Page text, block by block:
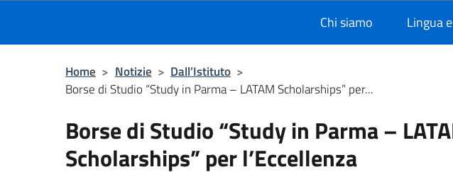
Chi siamo Lingua
Home > Notizie > Dall’Istituto >
Borse di Studio “Study in Parma – LATAM Scholarships” per...
Borse di Studio “Study in Parma –
Scholarships” per l’Eccellenza